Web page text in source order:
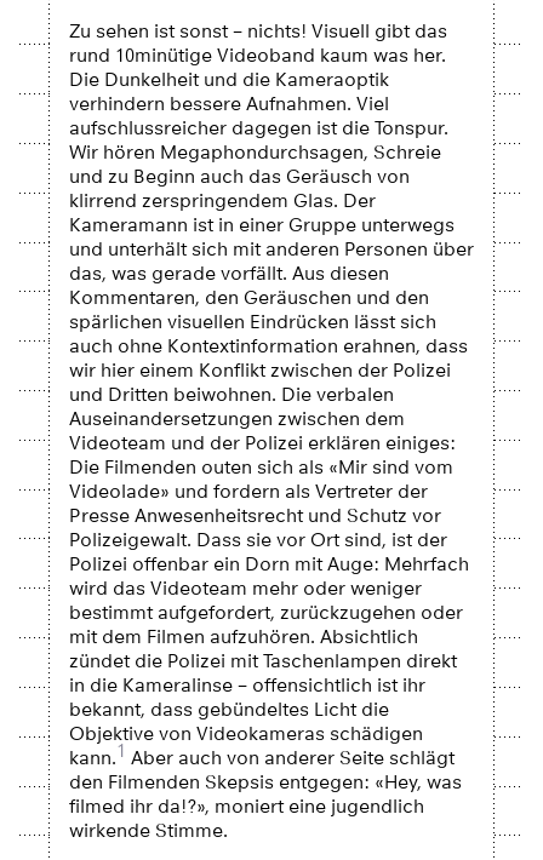
Zu sehen ist sonst – nichts! Visuell gibt das
rund 10minütige Videoband kaum was her.
Die Dunkelheit und die Kameraoptik
verhindern bessere Aufnahmen. Viel
aufschlussreicher dagegen ist die Tonspur.
Wir hören Megaphondurchsagen, Schreie
und zu Beginn auch das Geräusch von
klirrend zerspringendem Glas. Der
Kameramann ist in einer Gruppe unterwegs
und unterhält sich mit anderen Personen über
das, was gerade vorfällt. Aus diesen
Kommentaren, den Geräuschen und den
spärlichen visuellen Eindrücken lässt sich
auch ohne Kontextinformation erahnen, dass
wir hier einem Konflikt zwischen der Polizei
und Dritten beiwohnen. Die verbalen
Auseinandersetzungen zwischen dem
Videoteam und der Polizei erklären einiges:
Die Filmenden outen sich als «Mir sind vom
Videolade» und fordern als Vertreter der
Presse Anwesenheitsrecht und Schutz vor
Polizeigewalt. Dass sie vor Ort sind, ist der
Polizei offenbar ein Dorn mit Auge: Mehrfach
wird das Videoteam mehr oder weniger
bestimmt aufgefordert, zurückzugehen oder
mit dem Filmen aufzuhören. Absichtlich
zündet die Polizei mit Taschenlampen direkt
in die Kameralinse – offensichtlich ist ihr
bekannt, dass gebündeltes Licht die
Objektive von Videokameras schädigen
kann.1 Aber auch von anderer Seite schlägt
den Filmenden Skepsis entgegen: «Hey, was
filmed ihr da!?», moniert eine jugendlich
wirkende Stimme.